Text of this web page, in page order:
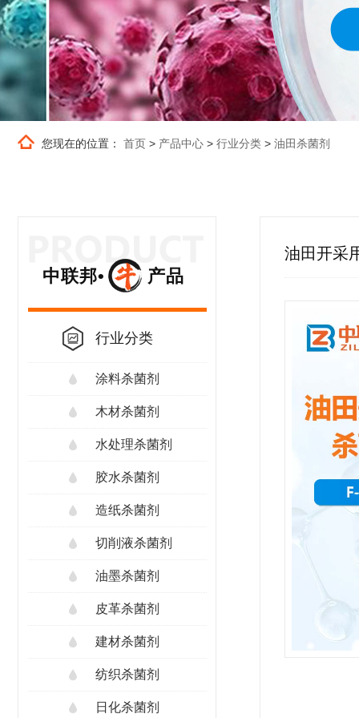
您现在的位置： 首页 > 产品中心 > 行业分类 > 油田杀菌剂
中联邦• 产品
行业分类
涂料杀菌剂
木材杀菌剂
水处理杀菌剂
胶水杀菌剂
造纸杀菌剂
切削液杀菌剂
油墨杀菌剂
皮革杀菌剂
建材杀菌剂
纺织杀菌剂
日化杀菌剂
油田开采